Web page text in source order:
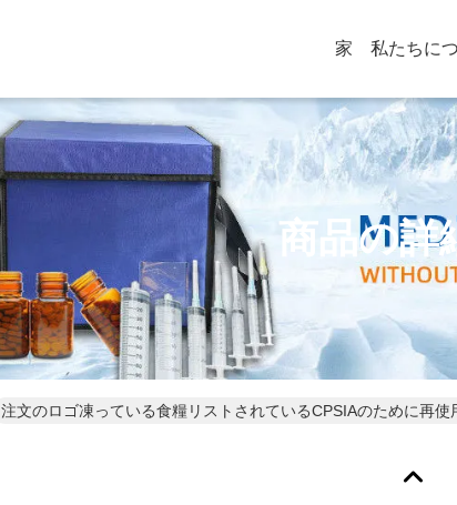
家 私たちに
商品の詳
注文のロゴ凍っている食糧リストされているCPSIAのために再